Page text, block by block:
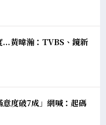
...黃暐瀚：TVBS、鏡新
度破7成」網喊：起碼